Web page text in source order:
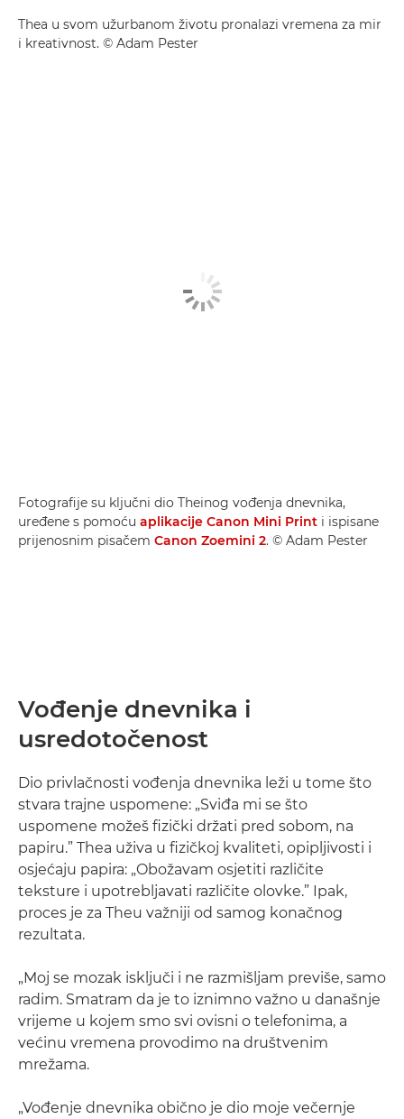
Thea u svom užurbanom životu pronalazi vremena za mir
i kreativnost. © Adam Pester
Fotografije su ključni dio Theinog vođenja dnevnika,
uređene s pomoću aplikacije Canon Mini Print i ispisane
prijenosnim pisačem Canon Zoemini 2. © Adam Pester
Vođenje dnevnika i
usredotočenost
Dio privlačnosti vođenja dnevnika leži u tome što
stvara trajne uspomene: „Sviđa mi se što
uspomene možeš fizički držati pred sobom, na
papiru.” Thea uživa u fizičkoj kvaliteti, opipljivosti i
osjećaju papira: „Obožavam osjetiti različite
teksture i upotrebljavati različite olovke.” Ipak,
proces je za Theu važniji od samog konačnog
rezultata.
„Moj se mozak isključi i ne razmišljam previše, samo
radim. Smatram da je to iznimno važno u današnje
vrijeme u kojem smo svi ovisni o telefonima, a
većinu vremena provodimo na društvenim
mrežama.
„Vođenje dnevnika obično je dio moje večernje